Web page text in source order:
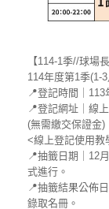
【114-1季//球場
114年度第1季
📍登記時間｜113
📍登記網址｜線
(無需繳交保證金)
<線上登記使用
📍抽籤日期｜12
式進行。
📍抽籤結果公佈
錄取名冊。